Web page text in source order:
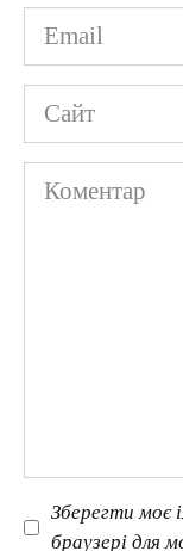
Email
*
Сайт
Коментар
Зберегти моє
браузері для